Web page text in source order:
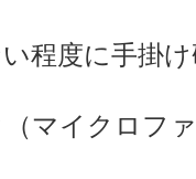
程度に手掛
マイクロフ